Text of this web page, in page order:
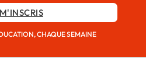
CHAQUE SEMAINE